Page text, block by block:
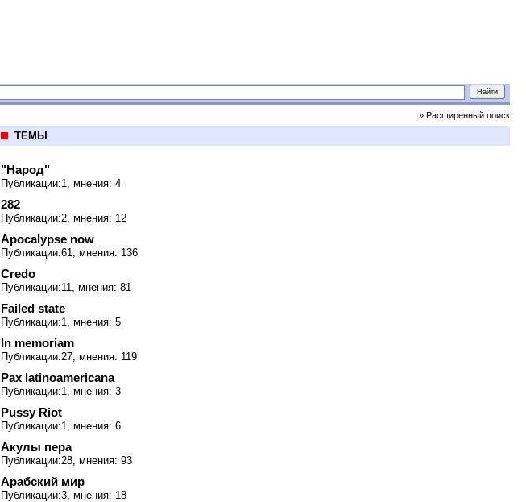
» Расширенный поиск
ТЕМЫ
"Народ"
Публикации:1, мнения: 4
282
Публикации:2, мнения: 12
Apocalypse now
Публикации:61, мнения: 136
Credo
Публикации:11, мнения: 81
Failed state
Публикации:1, мнения: 5
In memoriam
Публикации:27, мнения: 119
Pax latinoamericana
Публикации:1, мнения: 3
Pussy Riot
Публикации:1, мнения: 6
Акулы пера
Публикации:28, мнения: 93
Арабский мир
Публикации:3, мнения: 18